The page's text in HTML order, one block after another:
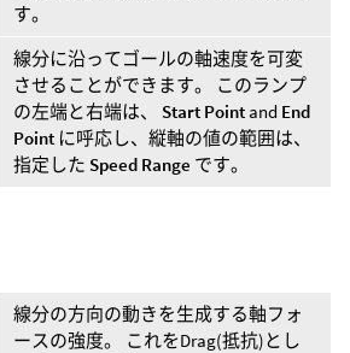
す。
線分に沿ってゴールの軸速度を可変
させることができます。 このランプ
の左端と右端は、 Start Point and End
Point に呼応し、縦軸の値の範囲は、
指定した Speed Range です。
線分の方向の動きを生成する軸フォ
ースの強度。 これをDrag(抵抗)とし